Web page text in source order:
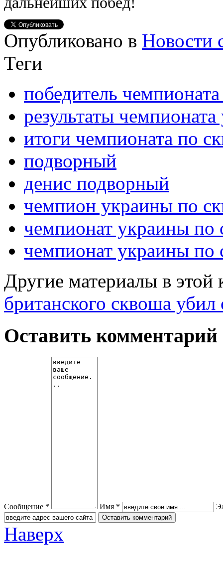
Опубликовано в Новости
Теги
победитель
результаты
итоги чемпионата по
подворный
денис подворный
чемпион украины по
чемпионат украины по
чемпионат украины по
Другие материалы в этой
британского сквоша
Оставить комментарий
Сообщение * Имя *
Наверх